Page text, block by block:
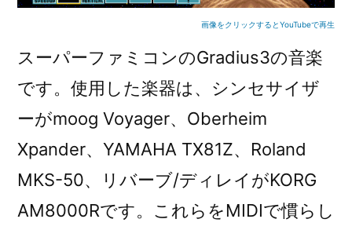
画像をクリックするとYouTubeで再生
スーパーファミコンのGradius3の音楽
です。使用した楽器は、シンセサイザ
ーがmoog Voyager、Oberheim
Xpander、YAMAHA TX81Z、Roland
MKS-50、リバーブ/ディレイがKORG
AM8000Rです。これらをMIDIで慣らし